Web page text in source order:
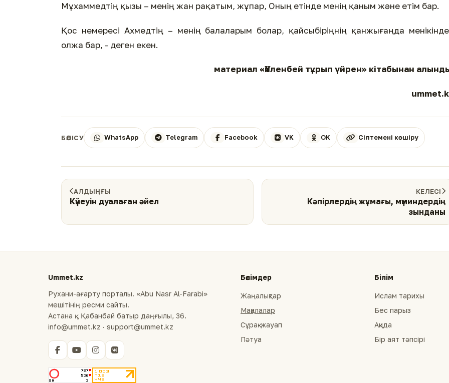
Мұхаммедтің қызы – менің жан рақатым, жұпар, Оның етінде менің қаным және етім бар.
Қос немересі Ахмедтің – менің балаларым болар, қайсыбіріңнің қанжығаңда
олжа бар, - деген екен.
материал «Үйленбей тұрып үйрен» кітабынан
БӨЛІСУ WhatsApp Telegram Facebook VK OK Сілтемені көшіру
АЛДЫҢҒЫ
Күйеуін дуалаған әйел
КЕЛЕСІ
Кәпірлердің жұмағы, мүминдердің
зынданы
Ummet.kz
Рухани-ағарту порталы. «Abu Nasr Al-Farabi»
мешітінің ресми сайты.
Астана қ., Қабанбай батыр даңғылы, 36.
info@ummet.kz · support@ummet.kz
Бөлімдер
Жаңалықтар
Мақалалар
Сұрақ-жауап
Пәтуа
Білім
Ислам тарихы
Бес парыз
Ақида
Бір аят тәпсірі